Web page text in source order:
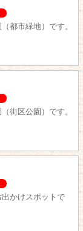
都市緑地）です。
街区公園）です。
かけスポットで